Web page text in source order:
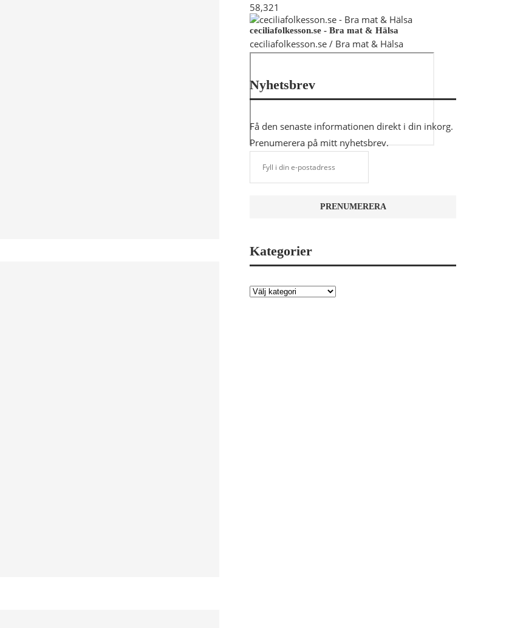
58,321
ceciliafolkesson.se - Bra mat & Hälsa
ceciliafolkesson.se / Bra mat & Hälsa
Nyhetsbrev
Få den senaste informationen direkt i din inkorg.
Prenumerera på mitt nyhetsbrev.
Kategorier